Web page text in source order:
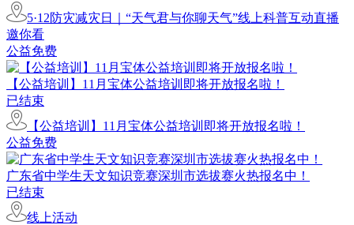
5·12防灾减灾日｜“天气君与你聊天气”线上科普互动直播
邀你看
公益免费
【公益培训】11月宝体公益培训即将开放报名啦！
已结束
【公益培训】11月宝体公益培训即将开放报名啦！
公益免费
广东省中学生天文知识竞赛深圳市选拔赛火热报名中！
已结束
线上活动